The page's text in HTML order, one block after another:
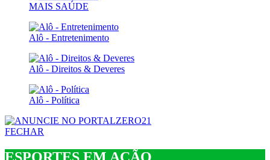
MAIS SAÚDE
Alô - Entretenimento
Alô - Direitos & Deveres
Alô - Política
FECHAR
ESPORTES EM AÇÃO